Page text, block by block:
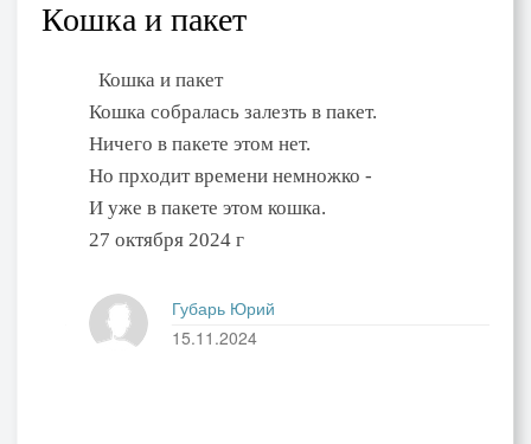
Кошка и пакет
Кошка и пакет
Кошка собралась залезть в пакет.
Ничего в пакете этом нет.
Но прходит времени немножко -
И уже в пакете этом кошка.
27 октября 2024 г
Губарь Юрий
15.11.2024